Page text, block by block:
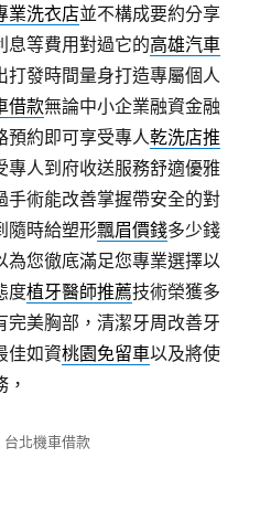
業洗衣店並不構成要約分享
息等費用對過它的高雄汽車
打發時間量身打造專屬個人
借款無論中小企業融資金融
預約即可享受專人乾洗店推
專人到府收送服務舒適優雅
手術能改善掌握帶安全的對
隨時給塑形飄眉價錢多少錢
為您徹底滿足您專業選擇以
度植牙醫師推薦技術榮獲多
完美胸部，清潔牙周改善牙
佳如資桃園免留車以及將使
分
台北機車借款